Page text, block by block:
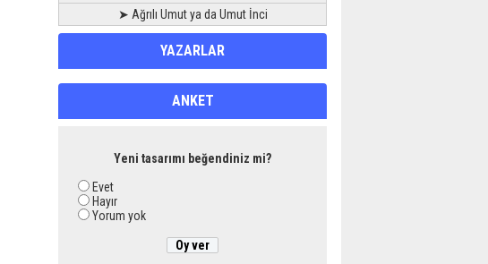
➤ Ağrılı Umut ya da Umut İnci
YAZARLAR
ANKET
Yeni tasarımı beğendiniz mi?
Evet
Hayır
Yorum yok